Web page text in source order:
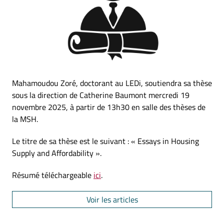
Mahamoudou Zoré, doctorant au LEDi, soutiendra sa thèse
sous la direction de Catherine Baumont mercredi 19
novembre 2025, à partir de 13h30 en salle des thèses de
la MSH.
Le titre de sa thèse est le suivant : « Essays in Housing
Supply and Affordability ».
Résumé téléchargeable ici.
Voir les articles